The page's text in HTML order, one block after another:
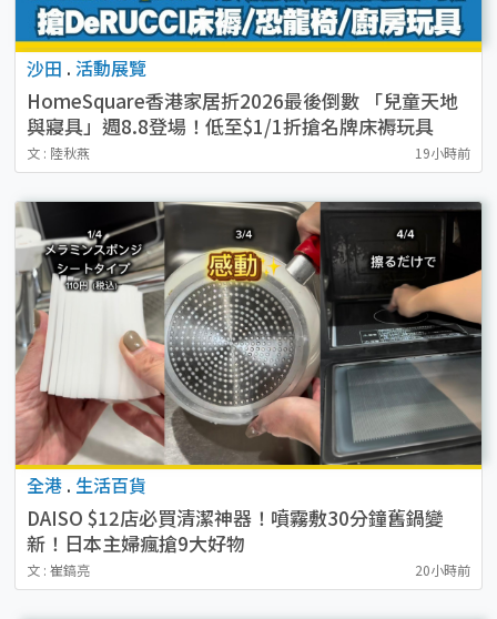
沙田 . 活動展覽
HomeSquare香港家居折2026最後倒數 「兒童天地
與寢具」週8.8登場！低至$1/1折搶名牌床褥玩具
文 : 陸秋燕 19小時前
全港 . 生活百貨
DAISO $12店必買清潔神器！噴霧敷30分鐘舊鍋變
新！日本主婦瘋搶9大好物
文 : 崔鎬亮 20小時前